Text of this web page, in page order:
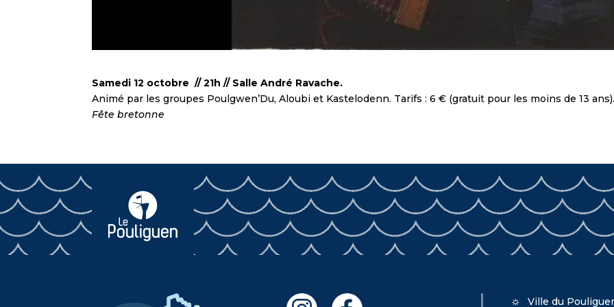
Samedi 12 octobre // 21h // Salle André Ravache.
Animé par les groupes Poulgwen’Du, Aloubi et Kastelodenn. Tarifs : 6 € (gratuit pour les moins de 13
Fête bretonne
Ville du